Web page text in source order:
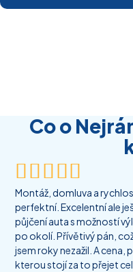
Co o

Montáž, domluva a
perfektní. Excelentní ale
půjčení auta s možností
po okolí. Přívětivý pán,
jsem roky nezažil. A cena,
kterou stojí za to přejet